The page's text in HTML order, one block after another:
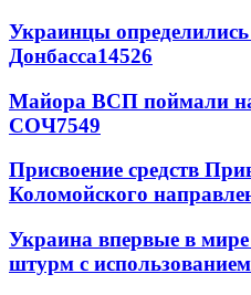
Украинцы
Донбасса14526
Майора ВСП поймали
СОЧ7549
Присвоение средств
Коломойского
Украина впервые в
штурм с